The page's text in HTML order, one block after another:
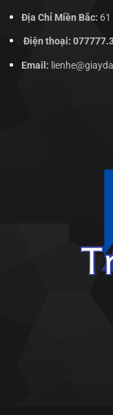
Địa Chỉ Miền Bắc: 61
Điện thoại:
Email: